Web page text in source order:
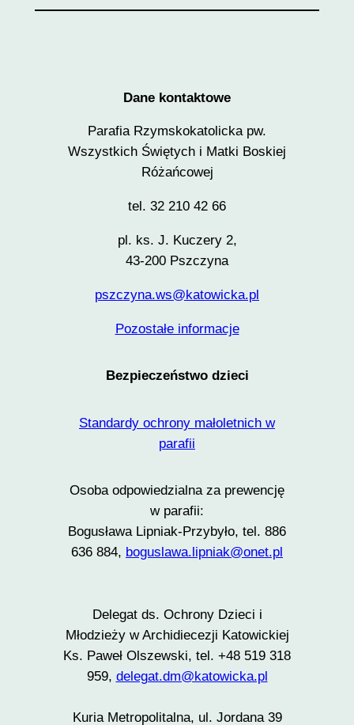
Dane kontaktowe
Parafia Rzymskokatolicka pw.
Wszystkich Świętych i Matki Boskiej
Różańcowej
tel. 32 210 42 66
pl. ks. J. Kuczery 2,
43-200 Pszczyna
pszczyna.ws@katowicka.pl
Pozostałe informacje
Bezpieczeństwo dzieci
Standardy ochrony małoletnich w
parafii
Osoba odpowiedzialna za prewencję
w parafii:
Bogusława Lipniak-Przybyło, tel. 886
636 884, boguslawa.lipniak@onet.pl
Delegat ds. Ochrony Dzieci i
Młodzieży w Archidiecezji Katowickiej
Ks. Paweł Olszewski, tel. +48 519 318
959, delegat.dm@katowicka.pl
Kuria Metropolitalna, ul. Jordana 39